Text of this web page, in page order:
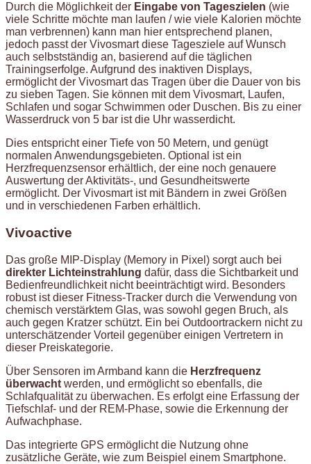
Durch die Möglichkeit der Eingabe von Tageszielen (wie
viele Schritte möchte man laufen / wie viele Kalorien möchte
man verbrennen) kann man hier entsprechend planen,
jedoch passt der Vivosmart diese Tagesziele auf Wunsch
auch selbstständig an, basierend auf die täglichen
Trainingserfolge. Aufgrund des inaktiven Displays,
ermöglicht der Vivosmart das Tragen über die Dauer von bis
zu sieben Tagen. Sie können mit dem Vivosmart, Laufen,
Schlafen und sogar Schwimmen oder Duschen. Bis zu einer
Wasserdruck von 5 bar ist die Uhr wasserdicht.
Dies entspricht einer Tiefe von 50 Metern, und genügt
normalen Anwendungsgebieten. Optional ist ein
Herzfrequenzsensor erhältlich, der eine noch genauere
Auswertung der Aktivitäts-, und Gesundheitswerte
ermöglicht. Der Vivosmart ist mit Bändern in zwei Größen
und in verschiedenen Farben erhältlich.
Vivoactive
Das große MIP-Display (Memory in Pixel) sorgt auch bei
direkter Lichteinstrahlung dafür, dass die Sichtbarkeit und
Bedienfreundlichkeit nicht beeinträchtigt wird. Besonders
robust ist dieser Fitness-Tracker durch die Verwendung von
chemisch verstärktem Glas, was sowohl gegen Bruch, als
auch gegen Kratzer schützt. Ein bei Outdoortrackern nicht zu
unterschätzender Vorteil gegenüber einigen Vertretern in
dieser Preiskategorie.
Über Sensoren im Armband kann die Herzfrequenz
überwacht werden, und ermöglicht so ebenfalls, die
Schlafqualität zu überwachen. Es erfolgt eine Erfassung der
Tiefschlaf- und der REM-Phase, sowie die Erkennung der
Aufwachphase.
Das integrierte GPS ermöglicht die Nutzung ohne
zusätzliche Geräte, wie zum Beispiel einem Smartphone.